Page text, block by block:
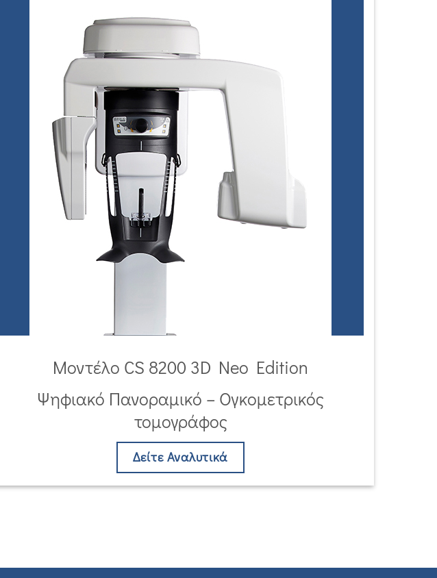
Mοντέλο CS 8200 3D Neo Edition
Ψηφιακό Πανοραμικό – Ογκομετρικός
τομογράφος
Δείτε Αναλυτικά